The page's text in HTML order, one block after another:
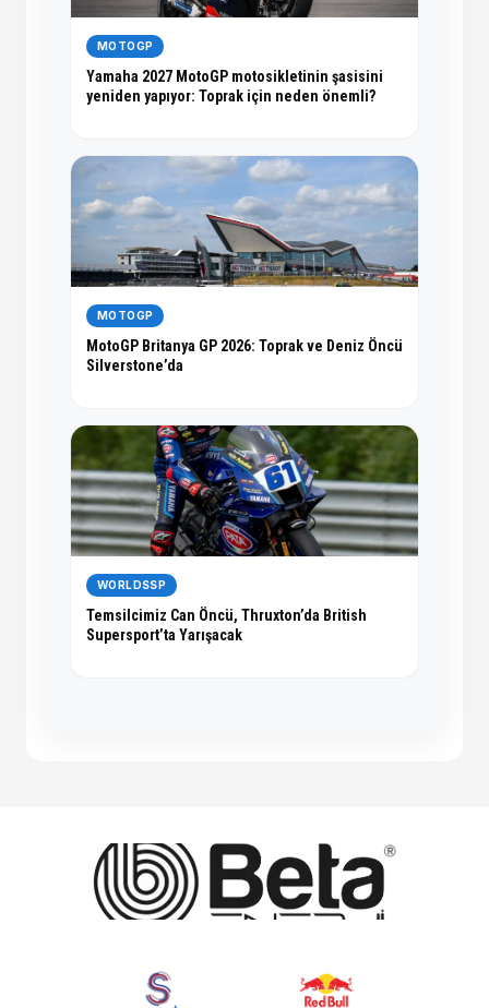
MOTOGP
Yamaha 2027 MotoGP motosikletinin şasisini
yeniden yapıyor: Toprak için neden önemli?
MOTOGP
MotoGP Britanya GP 2026: Toprak ve Deniz Öncü
Silverstone’da
WORLDSSP
Temsilcimiz Can Öncü, Thruxton’da British
Supersport’ta Yarışacak